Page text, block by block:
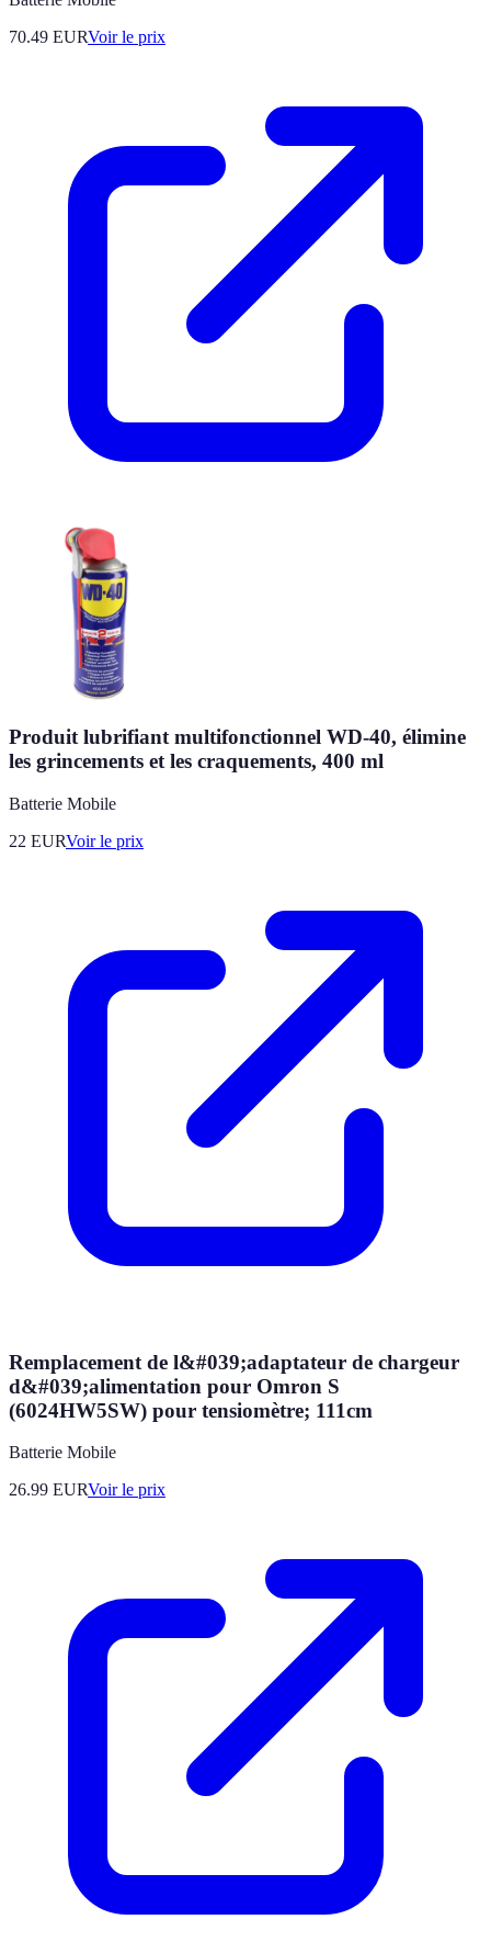
70.49 EURVoir le prix
Produit lubrifiant multifonctionnel WD-40, élimine
les grincements et les craquements, 400 ml
Batterie Mobile
22 EURVoir le prix
Remplacement de l&#039;adaptateur de chargeur
d&#039;alimentation pour Omron S
(6024HW5SW) pour tensiomètre; 111cm
Batterie Mobile
26.99 EURVoir le prix